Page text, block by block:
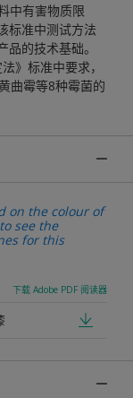
中有害物质限
标准中测试方法
的技术基础。
》标准中要求，
曲霉等8种霉菌的
on the colour of
see the
for this
下载 Adobe PDF 阅读器